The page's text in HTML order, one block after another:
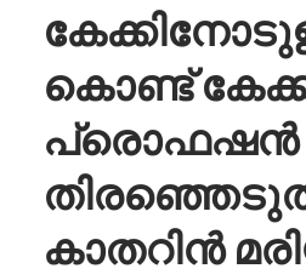
കൊണ്ട്
പ്രൊഫഷൻ
കാതറിൻ